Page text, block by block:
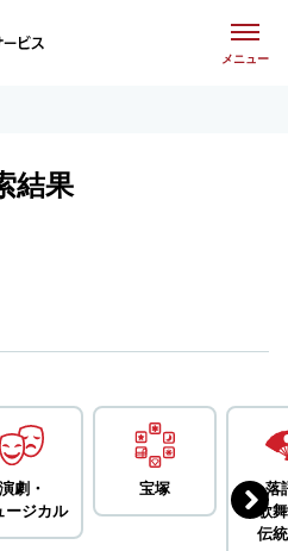
メニュー
結果
演劇・
ージカル
宝塚
落
歌
伝